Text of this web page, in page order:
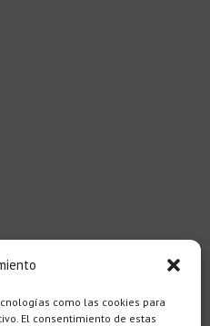
como las cookies para
El consentimiento de estas